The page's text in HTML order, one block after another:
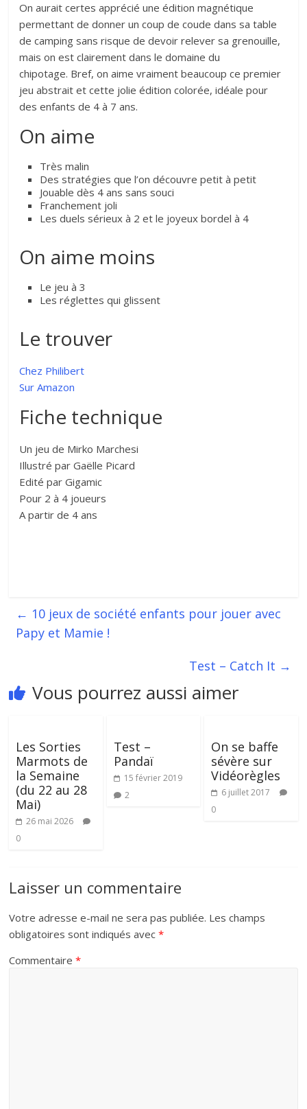
On aurait certes apprécié une édition magnétique
permettant de donner un coup de coude dans sa table
de camping sans risque de devoir relever sa grenouille,
mais on est clairement dans le domaine du
chipotage. Bref, on aime vraiment beaucoup ce premier
jeu abstrait et cette jolie édition colorée, idéale pour
des enfants de 4 à 7 ans.
On aime
Très malin
Des stratégies que l’on découvre petit à petit
Jouable dès 4 ans sans souci
Franchement joli
Les duels sérieux à 2 et le joyeux bordel à 4
On aime moins
Le jeu à 3
Les réglettes qui glissent
Le trouver
Chez Philibert
Sur Amazon
Fiche technique
Un jeu de Mirko Marchesi
Illustré par Gaëlle Picard
Edité par Gigamic
Pour 2 à 4 joueurs
A partir de 4 ans
← 10 jeux de société enfants pour jouer avec
Papy et Mamie !
Test – Catch It →
Vous pourrez aussi aimer
Les Sorties
Marmots de
la Semaine
(du 22 au 28
Mai)
26 mai 2026
0
Test –
Pandaï
15 février 2019
2
On se baffe
sévère sur
Vidéorègles
6 juillet 2017
0
Laisser un commentaire
Votre adresse e-mail ne sera pas publiée. Les champs
obligatoires sont indiqués avec*
Commentaire*